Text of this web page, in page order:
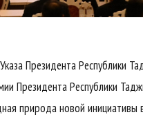
Указа Президента
Президента Республики
природа новой инициативы